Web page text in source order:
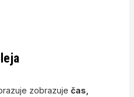
zobrazuje čas,